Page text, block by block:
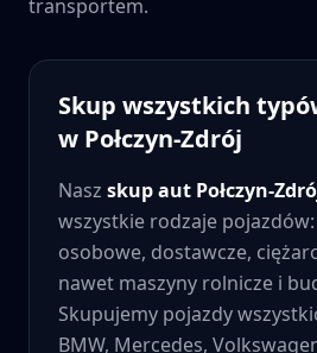
transportem.
Skup wszystkich
w Połczyn-Zdrój
Nasz skup aut Połczyn-
wszystkie rodzaje
osobowe, dostawcze,
nawet maszyny rolnicze i
Skupujemy pojazdy
BMW, Mercedes,